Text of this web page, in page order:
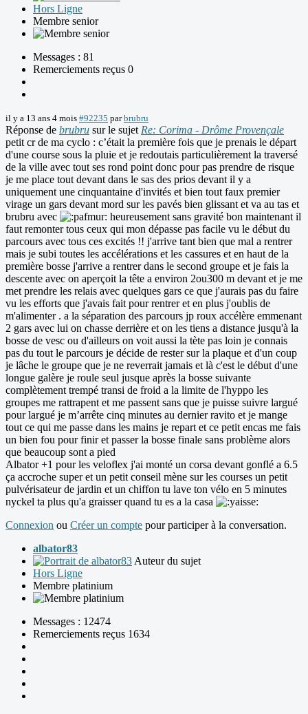
Hors Ligne
Membre senior
Messages : 81
Remerciements reçus 0
il y a 13 ans 4 mois #92235 parbrubru
Réponse de brubru sur le sujet Re: Corima - Drôme Provençale
petit cr de ma cyclo : c’était la première fois que je prenais le départ
d'une course sous la pluie et je redoutais particulièrement la traversé
de la ville avec tout ses rond point donc pour pas prendre de risque
je me place tout devant dans le sas des prios devant il y a
uniquement une cinquantaine d'invités et bien tout faux premier
virage un gars devant mord sur les pavés bien glissant et va au tas et
brubru avec
heureusement sans gravité bon maintenant il
faut remonter tous ceux qui mon dépasse pas facile vu le début du
parcours avec tous ces excités !! j'arrive tant bien que mal a rentrer
mais je subi toutes les accélérations et les cassures et en haut de la
première bosse j'arrive a rentrer dans le second groupe et je fais la
descente avec on aperçoit la tête a environ 2ou300 m devant et je me
met prendre les relais avec quelques gars ce que j'aurais pas du faire
vu les efforts que j'avais fait pour rentrer et en plus j'oublis de
m'alimenter . a la séparation des parcours jp roux accélère emmenant
2 gars avec lui on chasse derrière et on les tiens a distance jusqu'à la
bosse de vesc ou d'ailleurs on voit aussi la tète pas loin je connais
pas du tout le parcours je décide de rester sur la plaque et d'un coup
je lâche le groupe que je ne reverrait jamais et là c'est le début d'une
longue galère je roule seul jusque après la bosse suivante
complètement trempé transi de froid a la limite de l'hyppo les
groupes me rattrapent et me passent sans que je puisse suivre largué
pour largué je m’arrête cinq minutes au dernier ravito et je mange
tout ce qui me passe dans les mains je repart et ce petit encas me fais
un bien fou pour finir et passer la bosse finale sans problème alors
que beaucoup sont a pied
Albator +1 pour les veloflex j'ai monté un corsa devant gonflé a 6.5
ça accroche super et un petit conseil mène sur les courses un petit
pulvérisateur de jardin et un chiffon tu lave ton vélo en 5 minutes
nyckel ta plus qu'a graisser quand tu es a la casa
Connexion ou Créer un compte pour participer à la conversation.
albator83
Auteur du sujet
Hors Ligne
Membre platinium
Messages : 12474
Remerciements reçus 1634